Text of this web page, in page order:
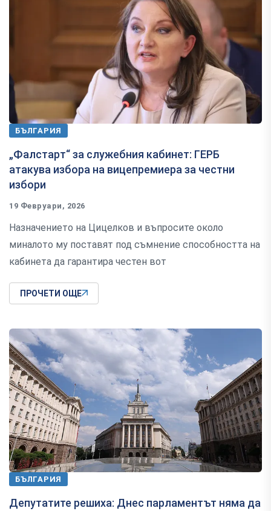
БЪЛГАРИЯ
„Фалстарт“ за служебния кабинет: ГЕРБ
атакува избора на вицепремиера за честни
избори
19 Февруари, 2026
Назначението на Цицелков и въпросите около
миналото му поставят под съмнение способността на
кабинета да гарантира честен вот
ПРОЧЕТИ ОЩЕ
БЪЛГАРИЯ
Депутатите решиха: Днес парламентът няма да